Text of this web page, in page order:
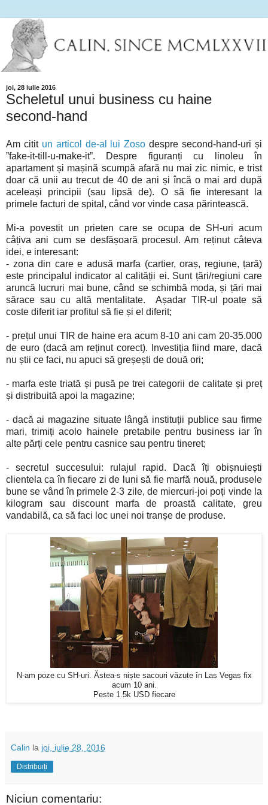
joi, 28 iulie 2016
Scheletul unui business cu haine
second-hand
Am citit un articol de-al lui Zoso despre second-hand-uri și
”fake-it-till-u-make-it”. Despre figuranți cu linoleu în
apartament și mașină scumpă afară nu mai zic nimic, e trist
doar că unii au trecut de 40 de ani și încă o mai ard după
aceleași principii (sau lipsă de). O să fie interesant la
primele facturi de spital, când vor vinde casa părintească.
Mi-a povestit un prieten care se ocupa de SH-uri acum
câțiva ani cum se desfășoară procesul. Am reținut câteva
idei, e interesant:
- zona din care e adusă marfa (cartier, oraș, regiune, țară)
este principalul indicator al calității ei. Sunt țări/regiuni care
aruncă lucruri mai bune, când se schimbă moda, și țări mai
sărace sau cu altă mentalitate. Așadar TIR-ul poate să
coste diferit iar profitul să fie și el diferit;
- prețul unui TIR de haine era acum 8-10 ani cam 20-35.000
de euro (dacă am reținut corect). Investiția fiind mare, dacă
nu știi ce faci, nu apuci să greșești de două ori;
- marfa este triată și pusă pe trei categorii de calitate și preț
și distribuită apoi la magazine;
- dacă ai magazine situate lângă instituții publice sau firme
mari, trimiți acolo hainele pretabile pentru business iar în
alte părți cele pentru casnice sau pentru tineret;
- secretul succesului: rulajul rapid. Dacă îți obișnuiești
clientela ca în fiecare zi de luni să fie marfă nouă, produsele
bune se vând în primele 2-3 zile, de miercuri-joi poți vinde la
kilogram sau discount marfa de proastă calitate, greu
vandabilă, ca să faci loc unei noi tranșe de produse.
N-am poze cu SH-uri. Ăstea-s niște sacouri văzute în Las Vegas fix
acum 10 ani.
Peste 1.5k USD fiecare
Calin la joi, iulie 28, 2016
Distribuiți
Niciun comentariu: